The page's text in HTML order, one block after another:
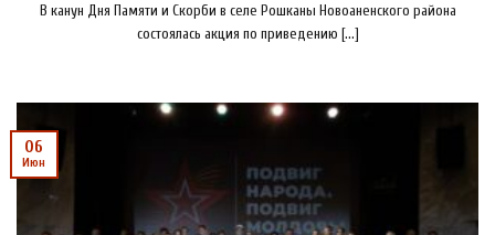
В канун Дня Памяти и Скорби в селе Рошканы Новоаненского района
состоялась акция по приведению [...]
06
Июн